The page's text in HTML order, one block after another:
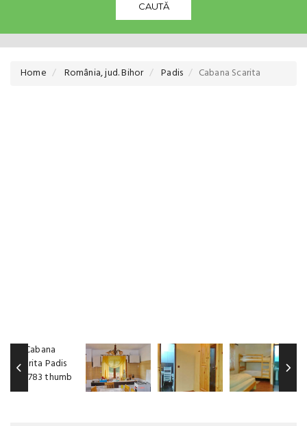
CAUTĂ
Home România, jud. Bihor Padis Cabana Scarita